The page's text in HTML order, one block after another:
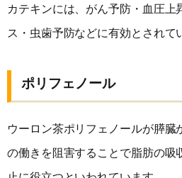
カテキンには、がん予防・血圧上
ス・虫歯予防などに有効とされて
ポリフェノール
ウーロン茶ポリフェノールが膵臓
の働きを阻害することで脂肪の吸